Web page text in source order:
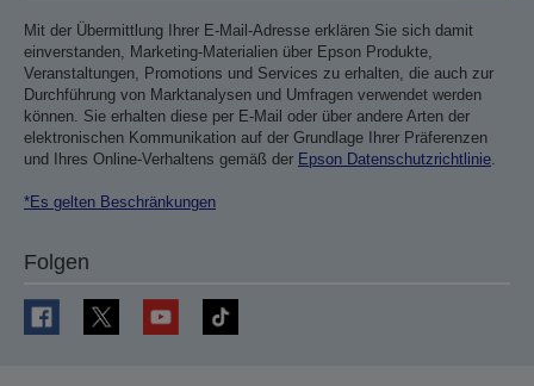
Mit der Übermittlung Ihrer E-Mail-Adresse erklären Sie sich damit
einverstanden, Marketing-Materialien über Epson Produkte,
Veranstaltungen, Promotions und Services zu erhalten, die auch zur
Durchführung von Marktanalysen und Umfragen verwendet werden
können. Sie erhalten diese per E-Mail oder über andere Arten der
elektronischen Kommunikation auf der Grundlage Ihrer Präferenzen
und Ihres Online-Verhaltens gemäß der Epson Datenschutzrichtlinie.
*Es gelten Beschränkungen
Folgen